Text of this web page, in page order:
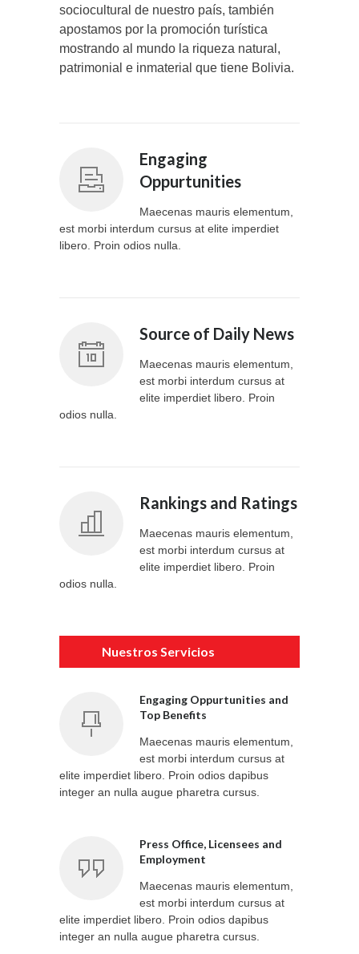
sociocultural de nuestro país, también
apostamos por la promoción turística
mostrando al mundo la riqueza natural,
patrimonial e inmaterial que tiene Bolivia.
Engaging
Oppurtunities
Maecenas mauris elementum,
est morbi interdum cursus at elite imperdiet
libero. Proin odios nulla.
Source of Daily News
Maecenas mauris elementum,
est morbi interdum cursus at
elite imperdiet libero. Proin
odios nulla.
Rankings and Ratings
Maecenas mauris elementum,
est morbi interdum cursus at
elite imperdiet libero. Proin
odios nulla.
Nuestros Servicios
Engaging Oppurtunities and
Top Benefits
Maecenas mauris elementum,
est morbi interdum cursus at
elite imperdiet libero. Proin odios dapibus
integer an nulla augue pharetra cursus.
Press Office, Licensees and
Employment
Maecenas mauris elementum,
est morbi interdum cursus at
elite imperdiet libero. Proin odios dapibus
integer an nulla augue pharetra cursus.